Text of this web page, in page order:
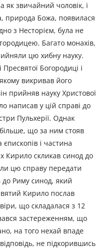
як звичайний чоловік, і
природа Божа, появилася
з Несторієм, була не
Багато монахів,
цю хибну науку.
Богородиці і
викривав його
прийняв науку Христової
написав у цій справі до
Пульхерії. Однак
більше, що за ним стояв
єпископів і частина
Кирило скликав синод до
цю справу передати
до Риму синод, який
Кирило послав
віри, що складалася з 12
застереженням, що
на того нехай впаде
не підкорившись